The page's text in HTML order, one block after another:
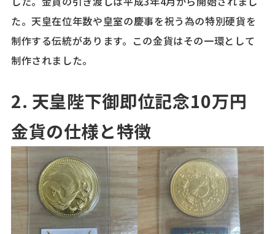
た。天皇在位年数や皇室の慶事を祝う為の特別硬貨を
制作する伝統があります。この金貨はその一環として
制作されました。
2. 天皇陛下御即位記念10万円
金貨の仕様と特徴